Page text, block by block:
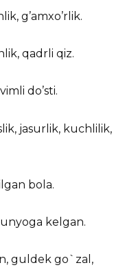
g’amxo’rlik.
qadrli qiz.
do’sti.
jasurlik, kuchlilik,
bola.
kelgan.
guldek go`zal,